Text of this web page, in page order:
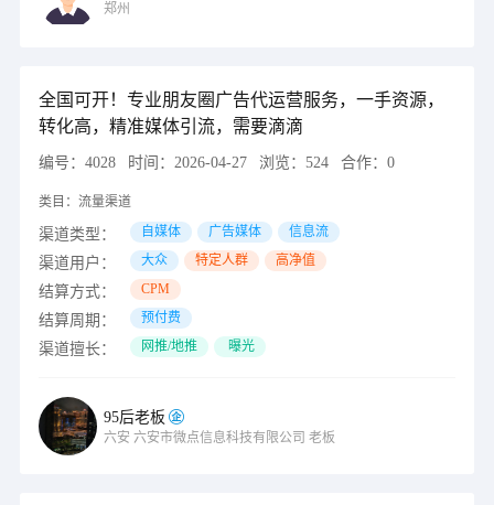
郑州
全国可开！专业朋友圈广告代运营服务，一手资源，
转化高，精准媒体引流，需要滴滴
编号： 4028 时间： 2026-04-27 浏览： 524 合作： 0
类目： 流量渠道
渠道类型： 自媒体 广告媒体 信息流
渠道用户： 大众 特定人群 高净值
结算方式： CPM
结算周期： 预付费
渠道擅长： 网推/地推 曝光
95后老板
六安 六安市微点信息科技有限公司 老板